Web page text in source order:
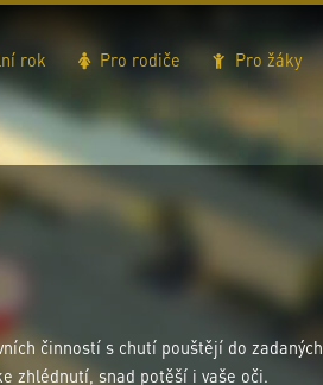
rok Pro rodiče Pro žáky
činností s chutí pouštějí do zadaných
zhlédnutí, snad potěší i vaše oči.